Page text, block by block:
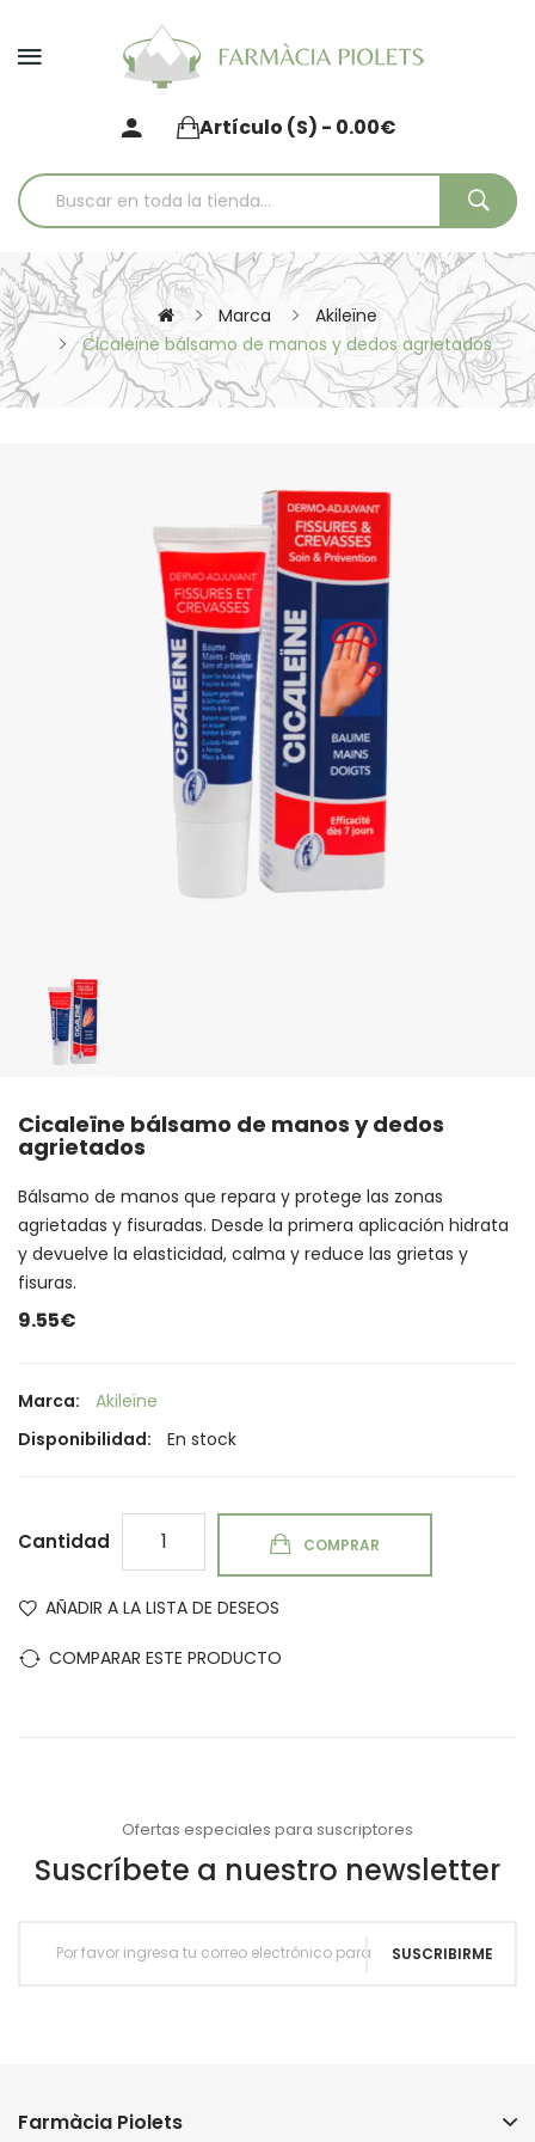
Artículo (s) - 0.00€
Marca
Akileïne
Cicaleïne bálsamo de manos y dedos agrietados
Cicaleïne bálsamo de manos y dedos
agrietados
Bálsamo de manos que repara y protege las zonas
agrietadas y fisuradas. Desde la primera aplicación hidrata
y devuelve la elasticidad, calma y reduce las grietas y
fisuras.
9.55€
Marca:
Akileïne
Disponibilidad:
En stock
Cantidad COMPRAR
AÑADIR A LA LISTA DE DESEOS
COMPARAR ESTE PRODUCTO
Ofertas especiales para suscriptores
Suscríbete a nuestro newsletter
SUSCRIBIRME
Farmàcia Piolets